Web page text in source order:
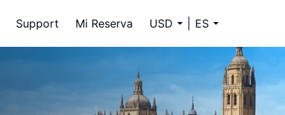
Support Mi Reserva USD ES